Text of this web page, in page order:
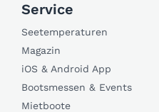
Service
Seetemperaturen
Magazin
iOS & Android App
Bootsmessen & Events
Mietboote